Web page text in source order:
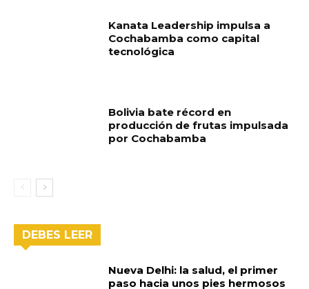
Kanata Leadership impulsa a
Cochabamba como capital
tecnológica
Bolivia bate récord en
producción de frutas impulsada
por Cochabamba
DEBES LEER
Nueva Delhi: la salud, el primer
paso hacia unos pies hermosos